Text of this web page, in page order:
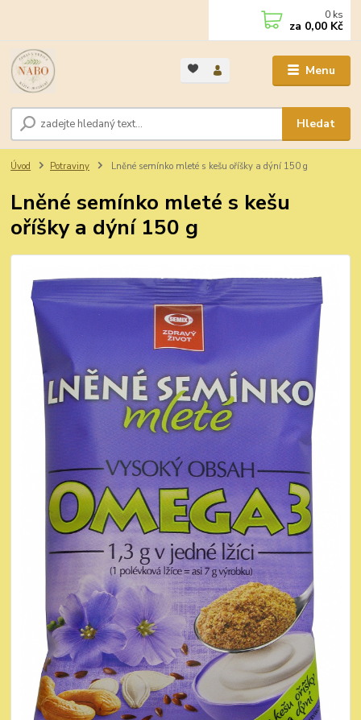
Menu
Hledat
0 ks
za 0,00 Kč
Úvod Potraviny Lněné semínko mleté s kešu oříšky a dýní 150 g
Lněné semínko mleté s kešu
oříšky a dýní 150 g